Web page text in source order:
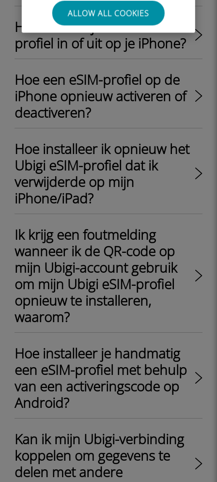
ALLOW ALL COOKIES
Hoe schakel je een eSIM-
profiel in of uit op je iPhone?
Hoe een eSIM-profiel op de
iPhone opnieuw activeren of
deactiveren?
Hoe installeer ik opnieuw het
Ubigi eSIM-profiel dat ik
verwijderde op mijn
iPhone/iPad?
Ik krijg een foutmelding
wanneer ik de QR-code op
mijn Ubigi-account gebruik
om mijn Ubigi eSIM-profiel
opnieuw te installeren,
waarom?
Hoe installeer je handmatig
een eSIM-profiel met behulp
van een activeringscode op
Android?
Kan ik mijn Ubigi-verbinding
koppelen om gegevens te
delen met andere